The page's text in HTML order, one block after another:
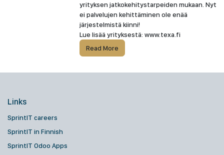
yrityksen jatkokehitystarpeiden mukaan. Nyt
ei palvelujen kehittäminen ole enää
järjestelmistä kiinni!
Lue lisää yrityksestä: www.texa.fi
Read More
Links
SprintIT careers
SprintIT in Finnish
SprintIT Odoo Apps